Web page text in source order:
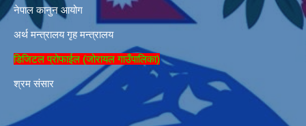
नेपाल कानुन आयोग
अर्थ मन्त्रालय गृह मन्त्रालय
डिजिटल प्रोफाईल (जोरायल गाउँपालिका)
श्रम संसार